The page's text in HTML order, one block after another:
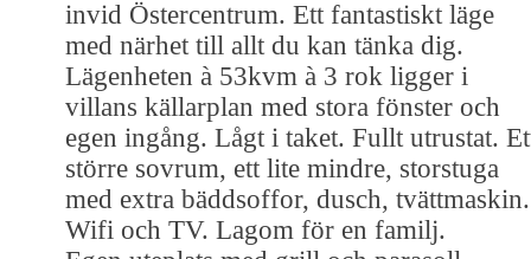
invid Östercentrum. Ett fantastiskt läge
med närhet till allt du kan tänka dig.
Lägenheten à 53kvm à 3 rok ligger i
villans källarplan med stora fönster och
egen ingång. Lågt i taket. Fullt utrustat.
större sovrum, ett lite mindre, storstuga
med extra bäddsoffor, dusch, tvättmaskin.
Wifi och TV. Lagom för en familj.